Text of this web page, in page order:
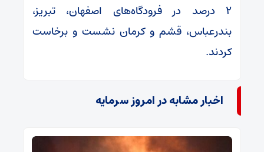
۲ درصد در فرودگاه‌های اصفهان، تبریز،
بندرعباس، قشم و کرمان نشست و برخاست
کردند.
اخبار مشابه در امروز سرمایه